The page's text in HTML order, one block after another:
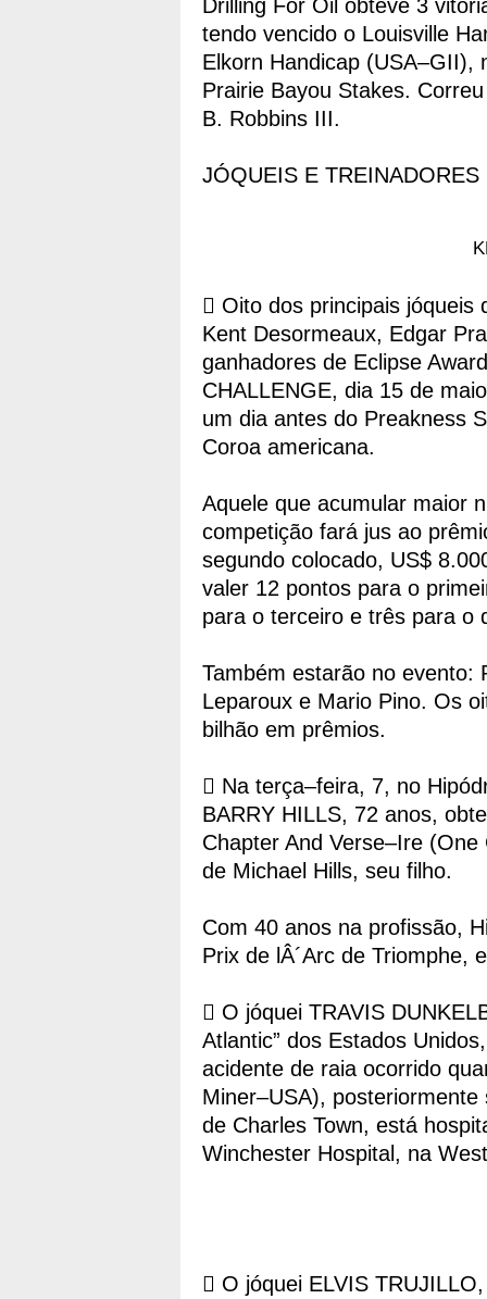
Drilling For Oil obteve 3
tendo vencido o Louisville
Elkorn Handicap (USA–GII),
Prairie Bayou Stakes.
B. Robbins III.
JÓQUEIS E TREINADORES
 Oito dos principais jóqueis
Kent Desormeaux, Edgar
ganhadores de Eclipse
CHALLENGE, dia 15 de
um dia antes do Preakness
Coroa americana.
Aquele que acumular maior
competição fará jus ao
segundo colocado, US$
valer 12 pontos para o
para o terceiro e três para o
Também estarão no evento:
Leparoux e Mario Pino. Os
bilhão em prêmios.
 Na terça–feira, 7, no
BARRY HILLS, 72 anos,
Chapter And Verse–Ire
de Michael Hills, seu filho.
Com 40 anos na profissão,
Prix de lÂ´Arc de Triomphe,
 O jóquei TRAVIS
Atlantic” dos Estados
acidente de raia ocorrido
Miner–USA),
de Charles Town, está
Winchester Hospital, na
 O jóquei ELVIS